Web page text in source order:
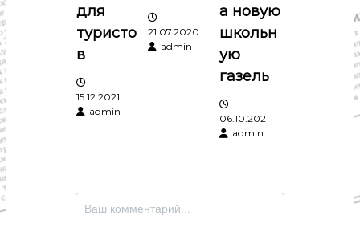
п
и
с
я
для
туристо
в
15.12.2021
admin
21.07.2020
admin
а новую
школьн
ую
газель
06.10.2021
admin